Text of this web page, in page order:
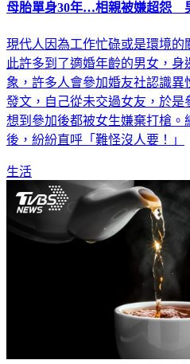
母胎單身30年…相親被嫌超怨
現代人因為工作忙碌或是環境的
此許多到了適婚年齡的男女，
象，許多人會參加婚友社認識異
發文，自己從未交過女友，於
想到參加後都被女生嫌棄打槍
後，紛紛直呼「難怪沒人要！」
生活